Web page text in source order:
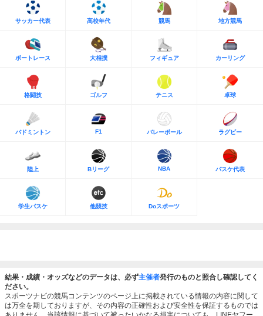
サッカー代表 高校年代 競馬 地方競馬
ボートレース 大相撲 フィギュア カーリング
格闘技 ゴルフ テニス 卓球
バドミントン F1 バレーボール ラグビー
陸上 Bリーグ NBA バスケ代表
学生バスケ 他競技 Doスポーツ
結果・成績・オッズなどのデータは、必ず主催者発行のものと照合し確認してく
ださい。
スポーツナビの競馬コンテンツのページ上に掲載されている情報の内容に関して
は万全を期しておりますが、その内容の正確性および安全性を保証するものでは